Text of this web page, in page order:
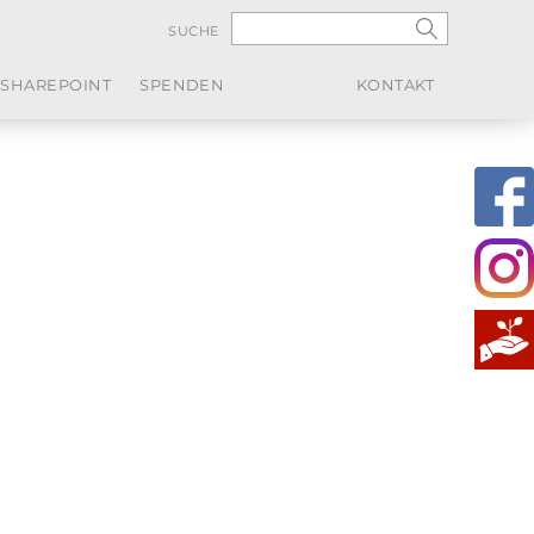
SHAREPOINT SPENDEN KONTAKT
SUCHE